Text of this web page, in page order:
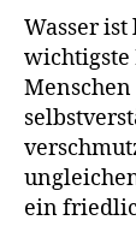
Wasser
wichtigste
ein